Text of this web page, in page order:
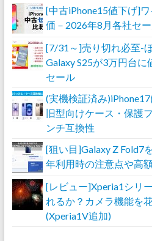
[中古iPhone15値下げ]
価－2026年8月各社セ
[7/31～]売り切れ必至-
Galaxy S25が3万円台
セール
(実機検証済み
旧型向けケース・保護
ンチ互換性
[狙い目]Galaxy Z Fold7
年利用時の注意点や高
[レビュー]Xperia1シリ
れるか？カメラ機能を
(Xperia1V追加)